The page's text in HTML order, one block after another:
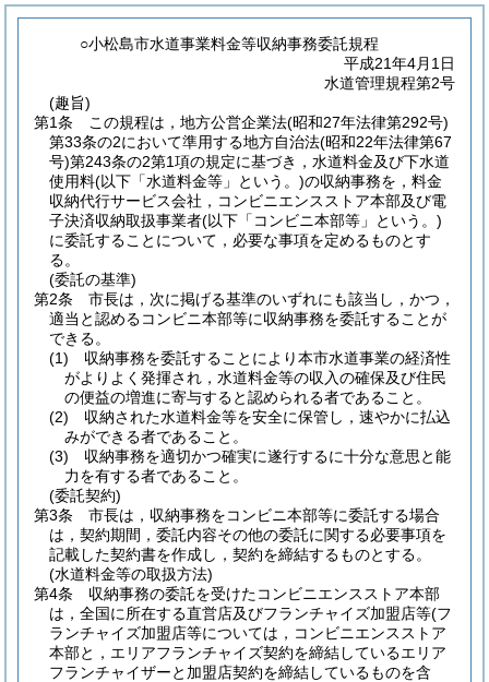
○小松島市水道事業料金等収納事務委託規程
平成21年4月1日
水道管理規程第2号
(趣旨)
第1条
この規程は，地方公営企業法(昭和27年法律第292号)
第33条の2において準用する地方自治法(昭和22年法律第67
号)第243条の2第1項の規定に基づき，水道料金及び下水道
使用料(以下「水道料金等」という。)の収納事務を，料金
収納代行サービス会社，コンビニエンスストア本部及び電
子決済収納取扱事業者(以下「コンビニ本部等」という。)
に委託することについて，必要な事項を定めるものとす
る。
(委託の基準)
第2条
市長は，次に掲げる基準のいずれにも該当し，かつ，
適当と認めるコンビニ本部等に収納事務を委託することが
できる。
(1)
収納事務を委託することにより本市水道事業の経済性
がよりよく発揮され，水道料金等の収入の確保及び住民
の便益の増進に寄与すると認められる者であること。
(2)
収納された水道料金等を安全に保管し，速やかに払込
みができる者であること。
(3)
収納事務を適切かつ確実に遂行するに十分な意思と能
力を有する者であること。
(委託契約)
第3条
市長は，収納事務をコンビニ本部等に委託する場合
は，契約期間，委託内容その他の委託に関する必要事項を
記載した契約書を作成し，契約を締結するものとする。
(水道料金等の取扱方法)
第4条
収納事務の委託を受けたコンビニエンスストア本部
は，全国に所在する直営店及びフランチャイズ加盟店等(フ
ランチャイズ加盟店等については，コンビニエンスストア
本部と，エリアフランチャイズ契約を締結しているエリア
フランチャイザーと加盟店契約を締結しているものを含